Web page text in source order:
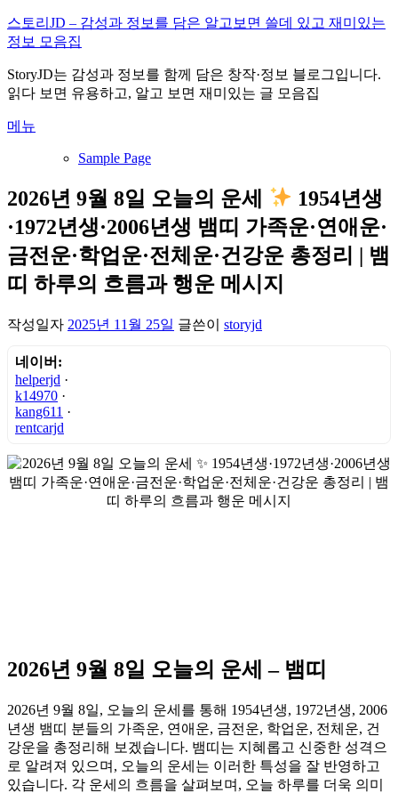
내
용
로
바
가
스토리JD – 감성과 정보를 담은 알고보면 쓸데 있고 재미있는
정보 모음집
StoryJD는 감성과 정보를 함께 담은 창작·정보 블로그입니다.
읽다 보면 유용하고, 알고 보면 재미있는 글 모음집
메뉴
Sample Page
2026년 9월 8일 오늘의 운세
1954년생
·1972년생·2006년생 뱀띠 가족운·연애운·
금전운·학업운·전체운·건강운 총정리 | 뱀
띠 하루의 흐름과 행운 메시지
작성일자 2025년 11월 25일 글쓴이 storyjd
네이버:
helperjd ·
k14970 ·
kang611 ·
rentcarjd
2026년 9월 8일 오늘의 운세 – 뱀띠
2026년 9월 8일, 오늘의 운세를 통해 1954년생, 1972년생, 2006
년생 뱀띠 분들의 가족운, 연애운, 금전운, 학업운, 전체운, 건
강운을 총정리해 보겠습니다. 뱀띠는 지혜롭고 신중한 성격으
로 알려져 있으며, 오늘의 운세는 이러한 특성을 잘 반영하고
있습니다. 각 운세의 흐름을 살펴보며, 오늘 하루를 더욱 의미